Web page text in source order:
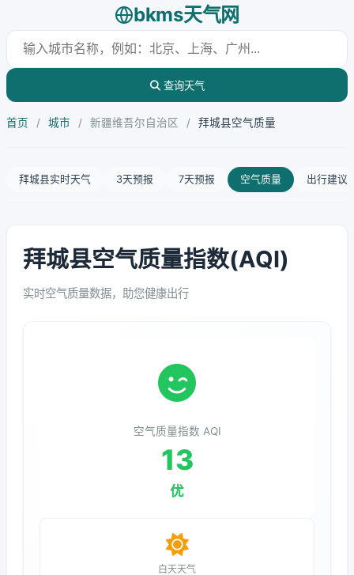
bkms天气网
查询天气
首页 / 城市 / 新疆维吾尔自治区 / 拜城县空气质量
拜城县实时天气 3天预报 7天预报 空气质量 出行建议
拜城县空气质量指数(AQI)
实时空气质量数据，助您健康出行
空气质量指数 AQI
13
优
白天天气